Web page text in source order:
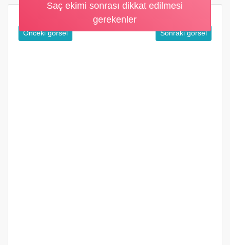
Saç ekimi sonrası dikkat edilmesi
gerekenler
Önceki görsel Sonraki görsel